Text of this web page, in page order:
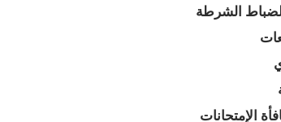
لضباط الشرطة
الإمتحانات